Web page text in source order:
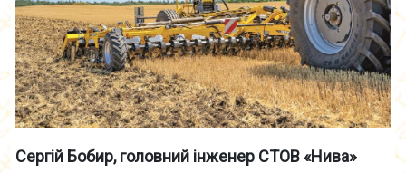
Сергій Бобир, головний інженер СТОВ «Нива»